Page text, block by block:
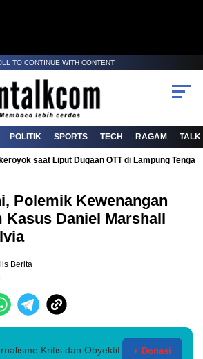
TO CONTINUE WITH CONTENT
POLITIK SPORTS TECH RAGAM TALK
saat Liput Dugaan OTT di Lampung
Polemik Kewenangan
Daniel Marshall
Berita
Kritis dan Obyektif + Donasi